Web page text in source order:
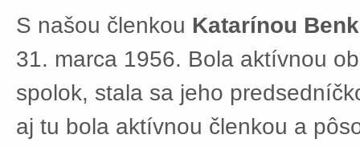
S našou členkou Katarínou
31. marca 1956. Bola aktívnou
spolok, stala sa jeho
aj tu bola aktívnou členkou a